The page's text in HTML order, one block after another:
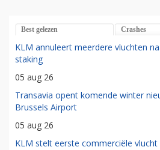
Best gelezen Crashes
KLM annuleert meerdere vluchten
staking
05 aug 26
Transavia opent komende winter
Brussels Airport
05 aug 26
KLM stelt eerste commerciële